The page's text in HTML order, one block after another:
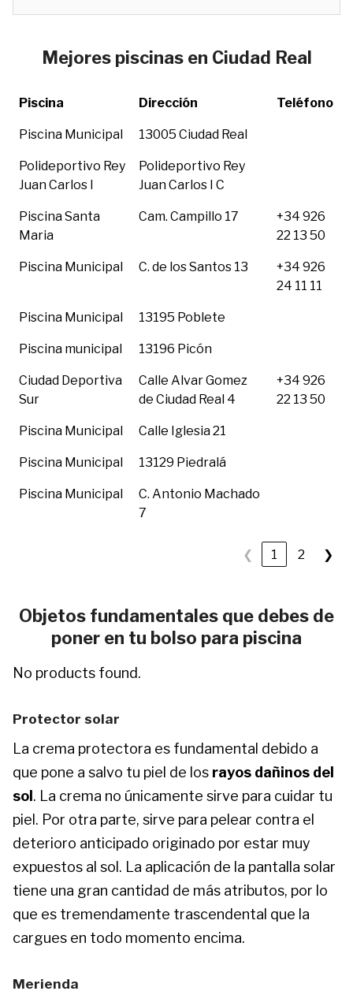
Mejores piscinas en Ciudad Real
Piscina Dirección Teléfono
Piscina Municipal 13005 Ciudad Real
Polideportivo Rey
Juan Carlos I
Polideportivo Rey
Juan Carlos I C
Piscina Santa
Maria
Cam. Campillo 17
+34 926
22 13 50
Piscina Municipal C. de los Santos 13
+34 926
24 11 11
Piscina Municipal 13195 Poblete
Piscina municipal 13196 Picón
Ciudad Deportiva
Sur
Calle Alvar Gomez
de Ciudad Real 4
+34 926
22 13 50
Piscina Municipal Calle Iglesia 21
Piscina Municipal 13129 Piedralá
Piscina Municipal
C. Antonio Machado
7
❮ 1 2 ❯
Objetos fundamentales que debes de
poner en tu bolso para piscina
No products found.
Protector solar
La crema protectora es fundamental debido a
que pone a salvo tu piel de los rayos dañinos del
sol . La crema no únicamente sirve para cuidar tu
piel. Por otra parte, sirve para pelear contra el
deterioro anticipado originado por estar muy
expuestos al sol. La aplicación de la pantalla solar
tiene una gran cantidad de más atributos, por lo
que es tremendamente trascendental que la
cargues en todo momento encima.
Merienda